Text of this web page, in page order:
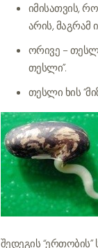
იმისათვის,
არის, მაგრამ
ორივე –
თესლი”.
თესლი ხის
შედეგის